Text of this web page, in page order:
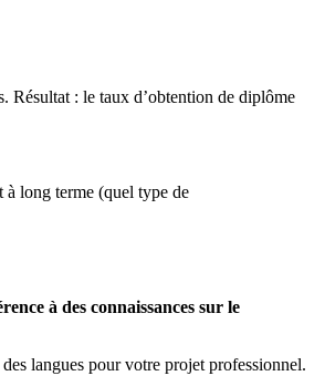
Résultat : le taux d’obtention de diplôme
à long terme (quel type de
à des connaissances sur le
langues pour votre projet professionnel.